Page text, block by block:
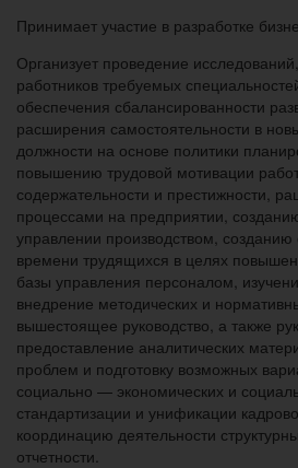
Принимает участие в разработке
Организует проведение
работников требуемых
обеспечения сбалансированности
расширения самостоятельности в
должности на основе политики
повышению трудовой мотивации
содержательности и престижности,
процессами на предприятии,
управлении производством,
времени трудящихся в целях
базы управления персоналом,
внедрение методических и
вышестоящее руководство, а также
предоставление аналитических
проблем и подготовку возможных
социально — экономических и
стандартизации и унификации
координацию деятельности
отчетности.